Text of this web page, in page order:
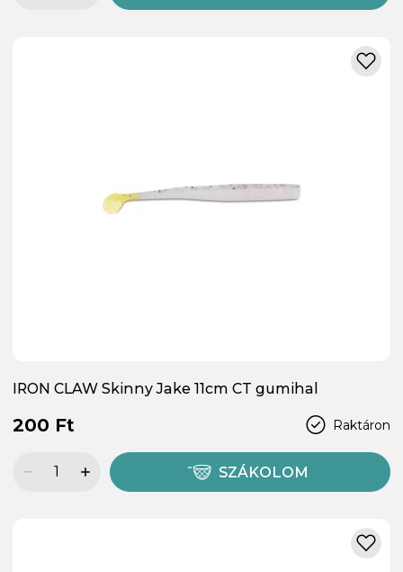
IRON CLAW Skinny Jake 11cm CT gumihal
Raktáron
200 Ft
SZÁKOLOM